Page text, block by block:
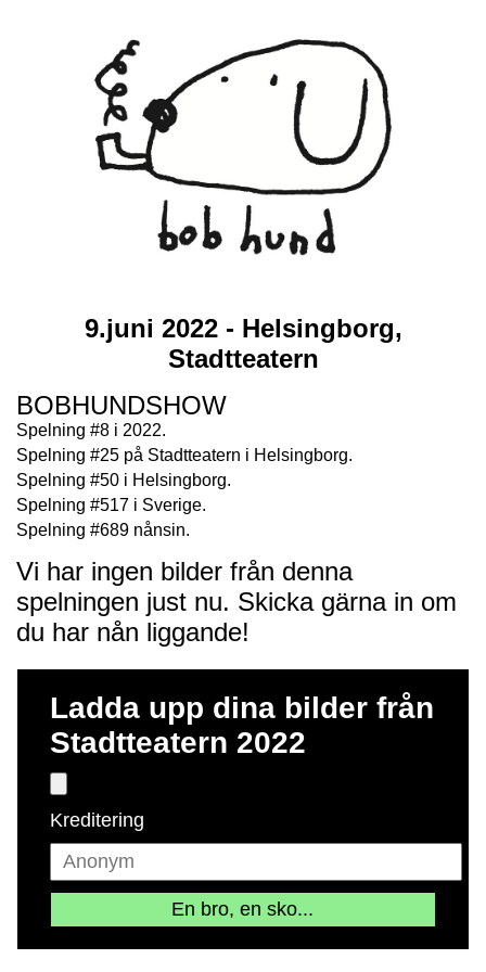
9.juni 2022 - Helsingborg,
Stadtteatern
BOBHUNDSHOW
Spelning #8 i 2022.
Spelning #25 på Stadtteatern i Helsingborg.
Spelning #50 i Helsingborg.
Spelning #517 i Sverige.
Spelning #689 nånsin.
Vi har ingen bilder från denna
spelningen just nu. Skicka gärna in om
du har nån liggande!
Ladda upp dina bilder från
Stadtteatern 2022
Kreditering